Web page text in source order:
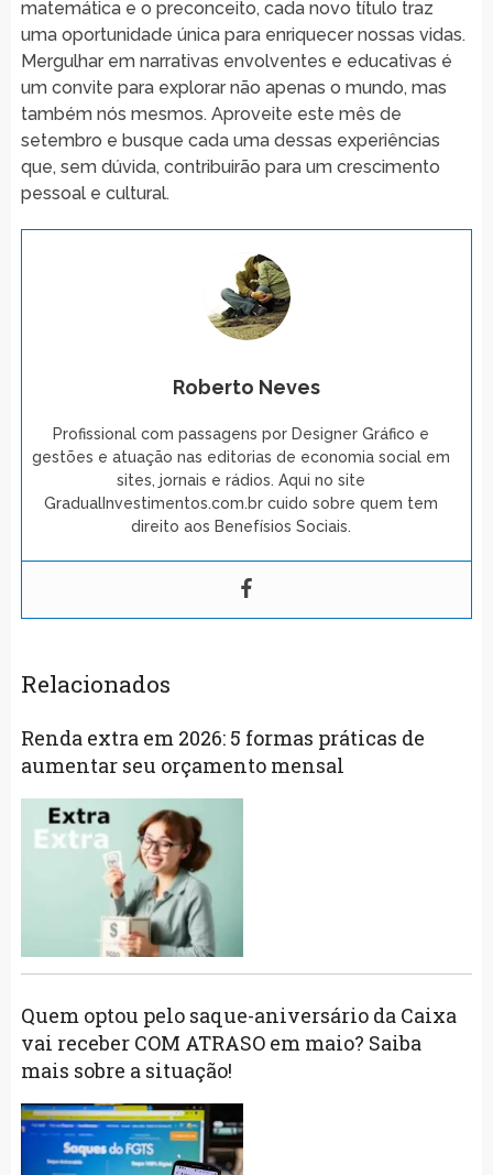
matemática e o preconceito, cada novo título traz
uma oportunidade única para enriquecer nossas vidas.
Mergulhar em narrativas envolventes e educativas é
um convite para explorar não apenas o mundo, mas
também nós mesmos. Aproveite este mês de
setembro e busque cada uma dessas experiências
que, sem dúvida, contribuirão para um crescimento
pessoal e cultural.
Roberto Neves
Profissional com passagens por Designer Gráfico e
gestões e atuação nas editorias de economia social em
sites, jornais e rádios. Aqui no site
GradualInvestimentos.com.br cuido sobre quem tem
direito aos Benefísios Sociais.
Relacionados
Renda extra em 2026: 5 formas práticas de
aumentar seu orçamento mensal
Quem optou pelo saque-aniversário da Caixa
vai receber COM ATRASO em maio? Saiba
mais sobre a situação!